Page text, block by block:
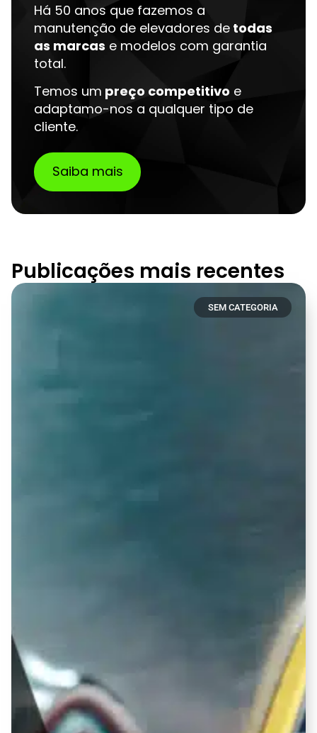
Há 50 anos que fazemos a
manutenção de elevadores de todas
as marcas e modelos com garantia
total.
Temos um preço competitivo e
adaptamo-nos a qualquer tipo de
cliente.
Saiba mais
Publicações mais recentes
SEM CATEGORIA